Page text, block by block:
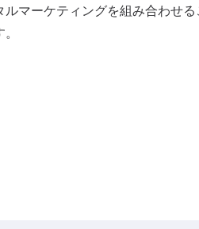
ルマーケティングを組み合わせ